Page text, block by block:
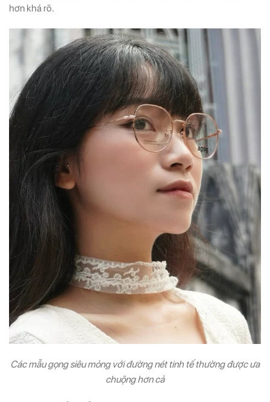
hơn khá rõ.
Các mẫu gọng siêu mỏng với đường nét tinh tế thường được ưa
chuộng hơn cả